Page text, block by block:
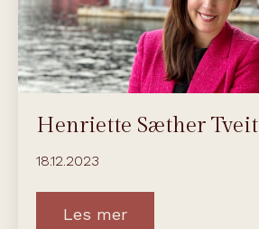
Henriette Sæther Tveit
18.12.2023
Les mer